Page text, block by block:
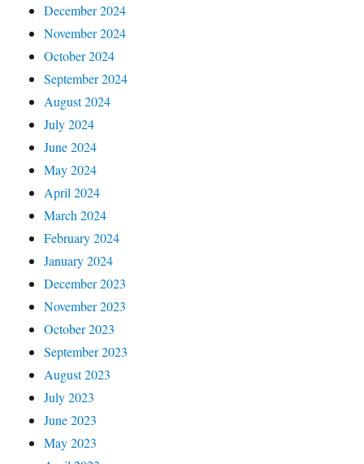
December 2024
November 2024
October 2024
September 2024
August 2024
July 2024
June 2024
May 2024
April 2024
March 2024
February 2024
January 2024
December 2023
November 2023
October 2023
September 2023
August 2023
July 2023
June 2023
May 2023